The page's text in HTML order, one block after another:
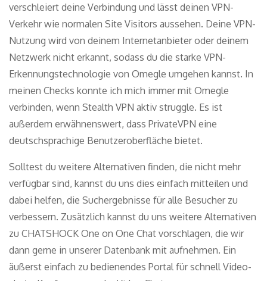
verschleiert deine Verbindung und lässt deinen VPN-
Verkehr wie normalen Site Visitors aussehen. Deine VPN-
Nutzung wird von deinem Internetanbieter oder deinem
Netzwerk nicht erkannt, sodass du die starke VPN-
Erkennungstechnologie von Omegle umgehen kannst. In
meinen Checks konnte ich mich immer mit Omegle
verbinden, wenn Stealth VPN aktiv struggle. Es ist
außerdem erwähnenswert, dass PrivateVPN eine
deutschsprachige Benutzeroberfläche bietet.
Solltest du weitere Alternativen finden, die nicht mehr
verfügbar sind, kannst du uns dies einfach mitteilen und
dabei helfen, die Suchergebnisse für alle Besucher zu
verbessern. Zusätzlich kannst du uns weitere Alternativen
zu CHATSHOCK One on One Chat vorschlagen, die wir
dann gerne in unserer Datenbank mit aufnehmen. Ein
äußerst einfach zu bedienendes Portal für schnell Video-